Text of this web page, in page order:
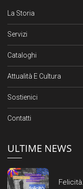
La Storia
Servizi
Cataloghi
Attualità E Cultura
Sostienici
Contatti
ULTIME NEWS